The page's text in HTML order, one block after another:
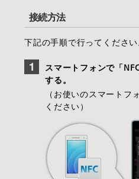
接続方法
下記の手順で行ってください
スマートフォンで「
する。
（お使いのスマートフ
ください）